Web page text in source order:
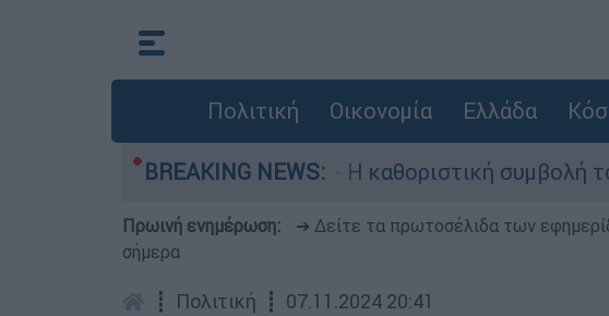
Πολιτική Οικονομία Ελλάδα
BREAKING NEWS:
Γουίλιαμ Όρμπιτ - Η καθοριστική συμβολή του στο «Ray
Πρωινή ενημέρωση: ➔ Δείτε τα πρωτοσέλιδα των
σήμερα
┋ Πολιτική ┋ 07.11.2024 20:41